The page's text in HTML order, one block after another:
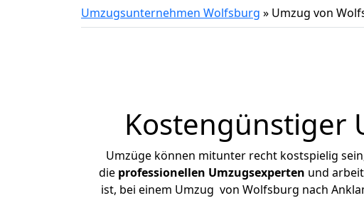
Umzugsunternehmen Wolfsburg » Umzug von
Kostengünstiger
Umzüge können mitunter recht kostspielig
die professionellen Umzugsexperten und
ist, bei einem Umzug von Wolfsburg nach